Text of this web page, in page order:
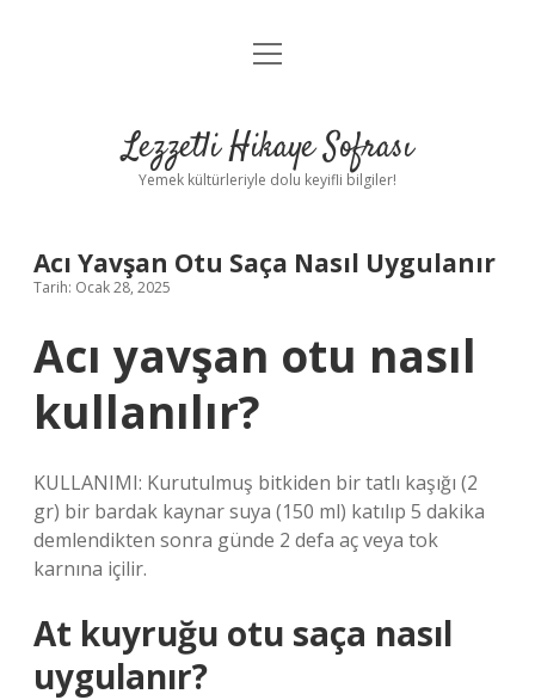
Anasayfa
Yasal Uyarı
menüyü
Lezzetli Hikaye Sofrası
Yemek kültürleriyle dolu keyifli bilgiler!
Acı Yavşan Otu Saça Nasıl Uygulanır
Tarih: Ocak 28, 2025
Acı yavşan otu nasıl
kullanılır?
KULLANIMI: Kurutulmuş bitkiden bir tatlı kaşığı (2
gr) bir bardak kaynar suya (150 ml) katılıp 5 dakika
demlendikten sonra günde 2 defa aç veya tok
karnına içilir.
At kuyruğu otu saça nasıl
uygulanır?